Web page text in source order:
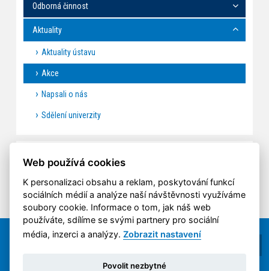
Odborná činnost
Aktuality
Aktuality ústavu
Akce
Napsali o nás
Sdělení univerzity
AKCE
Web používá cookies
K personalizaci obsahu a reklam, poskytování funkcí
sociálních médií a analýze naší návštěvnosti využíváme
soubory cookie. Informace o tom, jak náš web
používáte, sdílíme se svými partnery pro sociální
média, inzerci a analýzy.Zobrazit nastavení
Povolit nezbytné